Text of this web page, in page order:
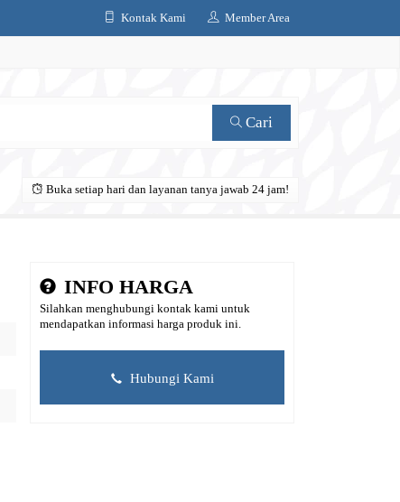
Kontak Kami Member Area
Cari
Buka setiap hari dan layanan tanya jawab 24 jam!
INFO HARGA
Silahkan menghubungi kontak kami untuk
mendapatkan informasi harga produk ini.
Hubungi Kami